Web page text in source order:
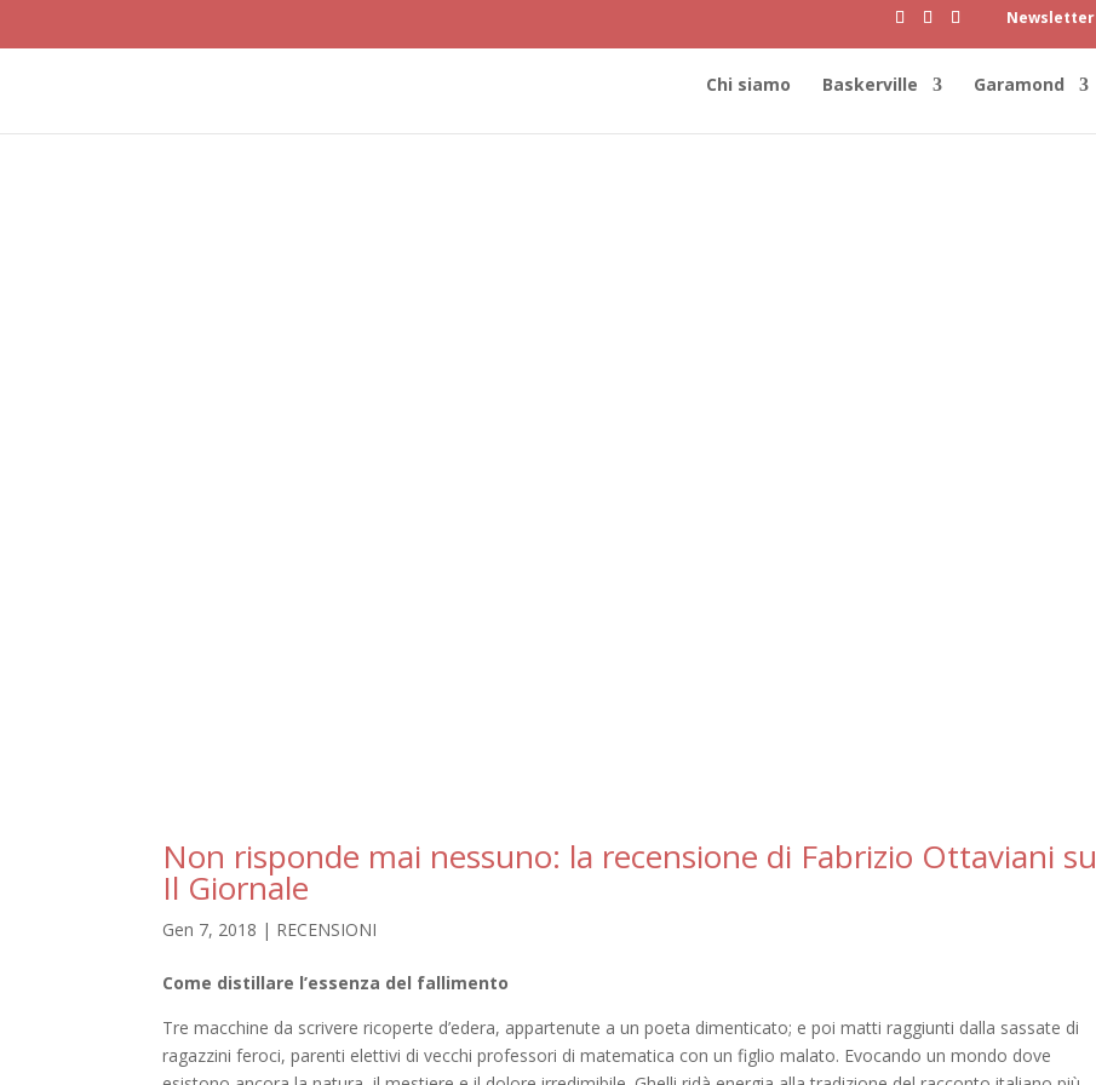
Newsletter
Chi siamo Baskerville Garamond
Non risponde mai nessuno: la recensione di Fabrizio Ottaviani su
Il Giornale
Gen 7, 2018 | RECENSIONI
Come distillare l’essenza del fallimento
Tre macchine da scrivere ricoperte d’edera, appartenute a un poeta dimenticato; e poi matti raggiunti dalla sassate di
ragazzini feroci, parenti elettivi di vecchi professori di matematica con un figlio malato. Evocando un mondo dove